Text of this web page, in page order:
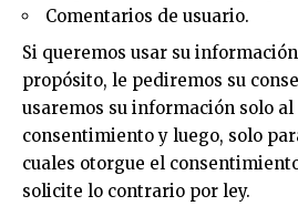
Comentarios de usuario.
Si queremos usar su
propósito, le pediremos su
usaremos su información solo
consentimiento y luego, solo
cuales otorgue el
solicite lo contrario por ley.